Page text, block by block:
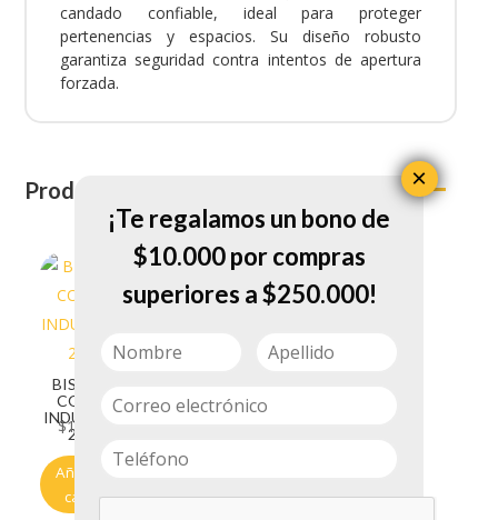
candado confiable, ideal para proteger
pertenencias y espacios. Su diseño robusto
garantiza seguridad contra intentos de apertura
forzada.
Productos relacionados
BISAGRA
COMUN
INDUMA DE
2 S/T
$19.300
Añadir al
carrito
COBRIZAD
A INDUMA
carrito
¡Te regalamos un bono de
$10.000 por compras
superiores a $250.000!
×